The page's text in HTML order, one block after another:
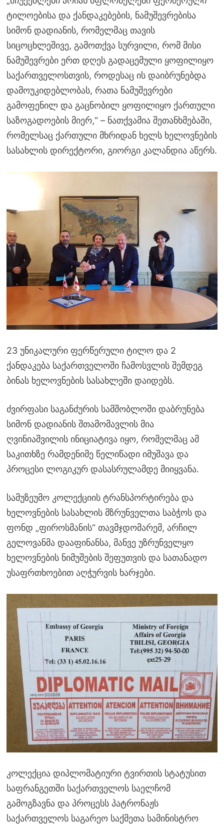
ტილოებისა და ქანდაკებების, ნამუშევრებისა
სიმონ დადიანის, რომელმაც თავის
სიცოცხლეშივე, გამოთქვა სურვილი, რომ მისი
ნამუშევრები ერთ დღეს გადაცემული ყოფილიყო
საქართველოსთვის, როდესაც ის დაიბრუნებდა
დამოუკიდებლობას, რათა ნამუშევრები
გამოფენილ და გაცნობილ ყოფილიყო ქართული
საზოგადოების მიერ,“ – ნათქვამია შეთანხმებაში,
რომელსაც ქართული მხრიდან ხელს ხელოვნების
სასახლის დირექტორი, გიორგი კალანდია აწერს.
23 უნიკალური ფერწერული ტილო და 2
ქანდაკება საქართველოში ჩამოსვლის შემდეგ
ბინას ხელოვნების სასახლეში დაიდებს.
ძვირფასი საგანძურის სამშობლოში დაბრუნება
სიმონ დადიანის შთამომავლის მია
ღვინიაშვილის ინიციატივა იყო, რომელმაც ამ
საკითხზე რამდენიმე წელიწადი იმუშავა და
პროცესი ლოგიკურ დასასრულამდე მიიყვანა.
სამუზეუმო კოლექციის ტრანსპორტირება და
ხელოვნების სასახლის მზრუნველთა საბჭოს და
ფონდ „ფიროსმანის“ თავმჯდომარემ, არჩილ
გელოვანმა დააფინანსა, მანვე უზრუნველყო
ხელოვნების ნიმუშების შეფუთვის და სათანადო
უსაფრთხოებით აღჭურვის ხარჯები.
კოლექცია დიპლომატიური ტვირთის სტატუსით
საფრანგეთში საქართველოს საელჩომ
გამოგზავნა და პროცესს პატრონაჟს
საქართველოს საგარეო საქმეთა სამინისტრო